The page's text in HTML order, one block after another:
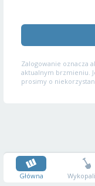
Zalogowanie oznacza
aktualnym brzmieniu.
prosimy o
Główna